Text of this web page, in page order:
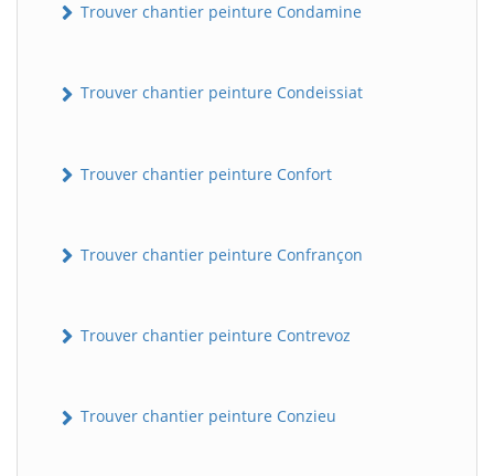
Trouver chantier peinture Condamine
Trouver chantier peinture Condeissiat
Trouver chantier peinture Confort
Trouver chantier peinture Confrançon
Trouver chantier peinture Contrevoz
Trouver chantier peinture Conzieu
B BatiWebPro
Assistant en ligne